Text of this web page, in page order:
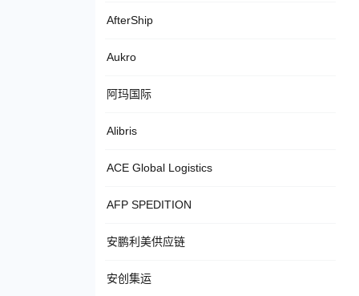
AfterShip
Aukro
阿玛国际
Alibris
ACE Global Logistics
AFP SPEDITION
安鹏利美供应链
安创集运